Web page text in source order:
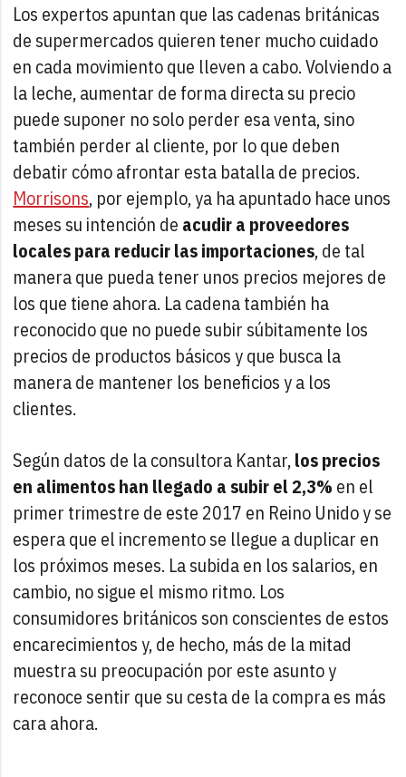
Los expertos apuntan que las cadenas británicas
de supermercados quieren tener mucho cuidado
en cada movimiento que lleven a cabo. Volviendo a
la leche, aumentar de forma directa su precio
puede suponer no solo perder esa venta, sino
también perder al cliente, por lo que deben
debatir cómo afrontar esta batalla de precios.
Morrisons, por ejemplo, ya ha apuntado hace unos
meses su intención de acudir a proveedores
locales para reducir las importaciones, de tal
manera que pueda tener unos precios mejores de
los que tiene ahora. La cadena también ha
reconocido que no puede subir súbitamente los
precios de productos básicos y que busca la
manera de mantener los beneficios y a los
clientes.
Según datos de la consultora Kantar,los precios
en alimentos han llegado a subir el 2,3% en el
primer trimestre de este 2017 en Reino Unido y se
espera que el incremento se llegue a duplicar en
los próximos meses. La subida en los salarios, en
cambio, no sigue el mismo ritmo. Los
consumidores británicos son conscientes de estos
encarecimientos y, de hecho, más de la mitad
muestra su preocupación por este asunto y
reconoce sentir que su cesta de la compra es más
cara ahora.